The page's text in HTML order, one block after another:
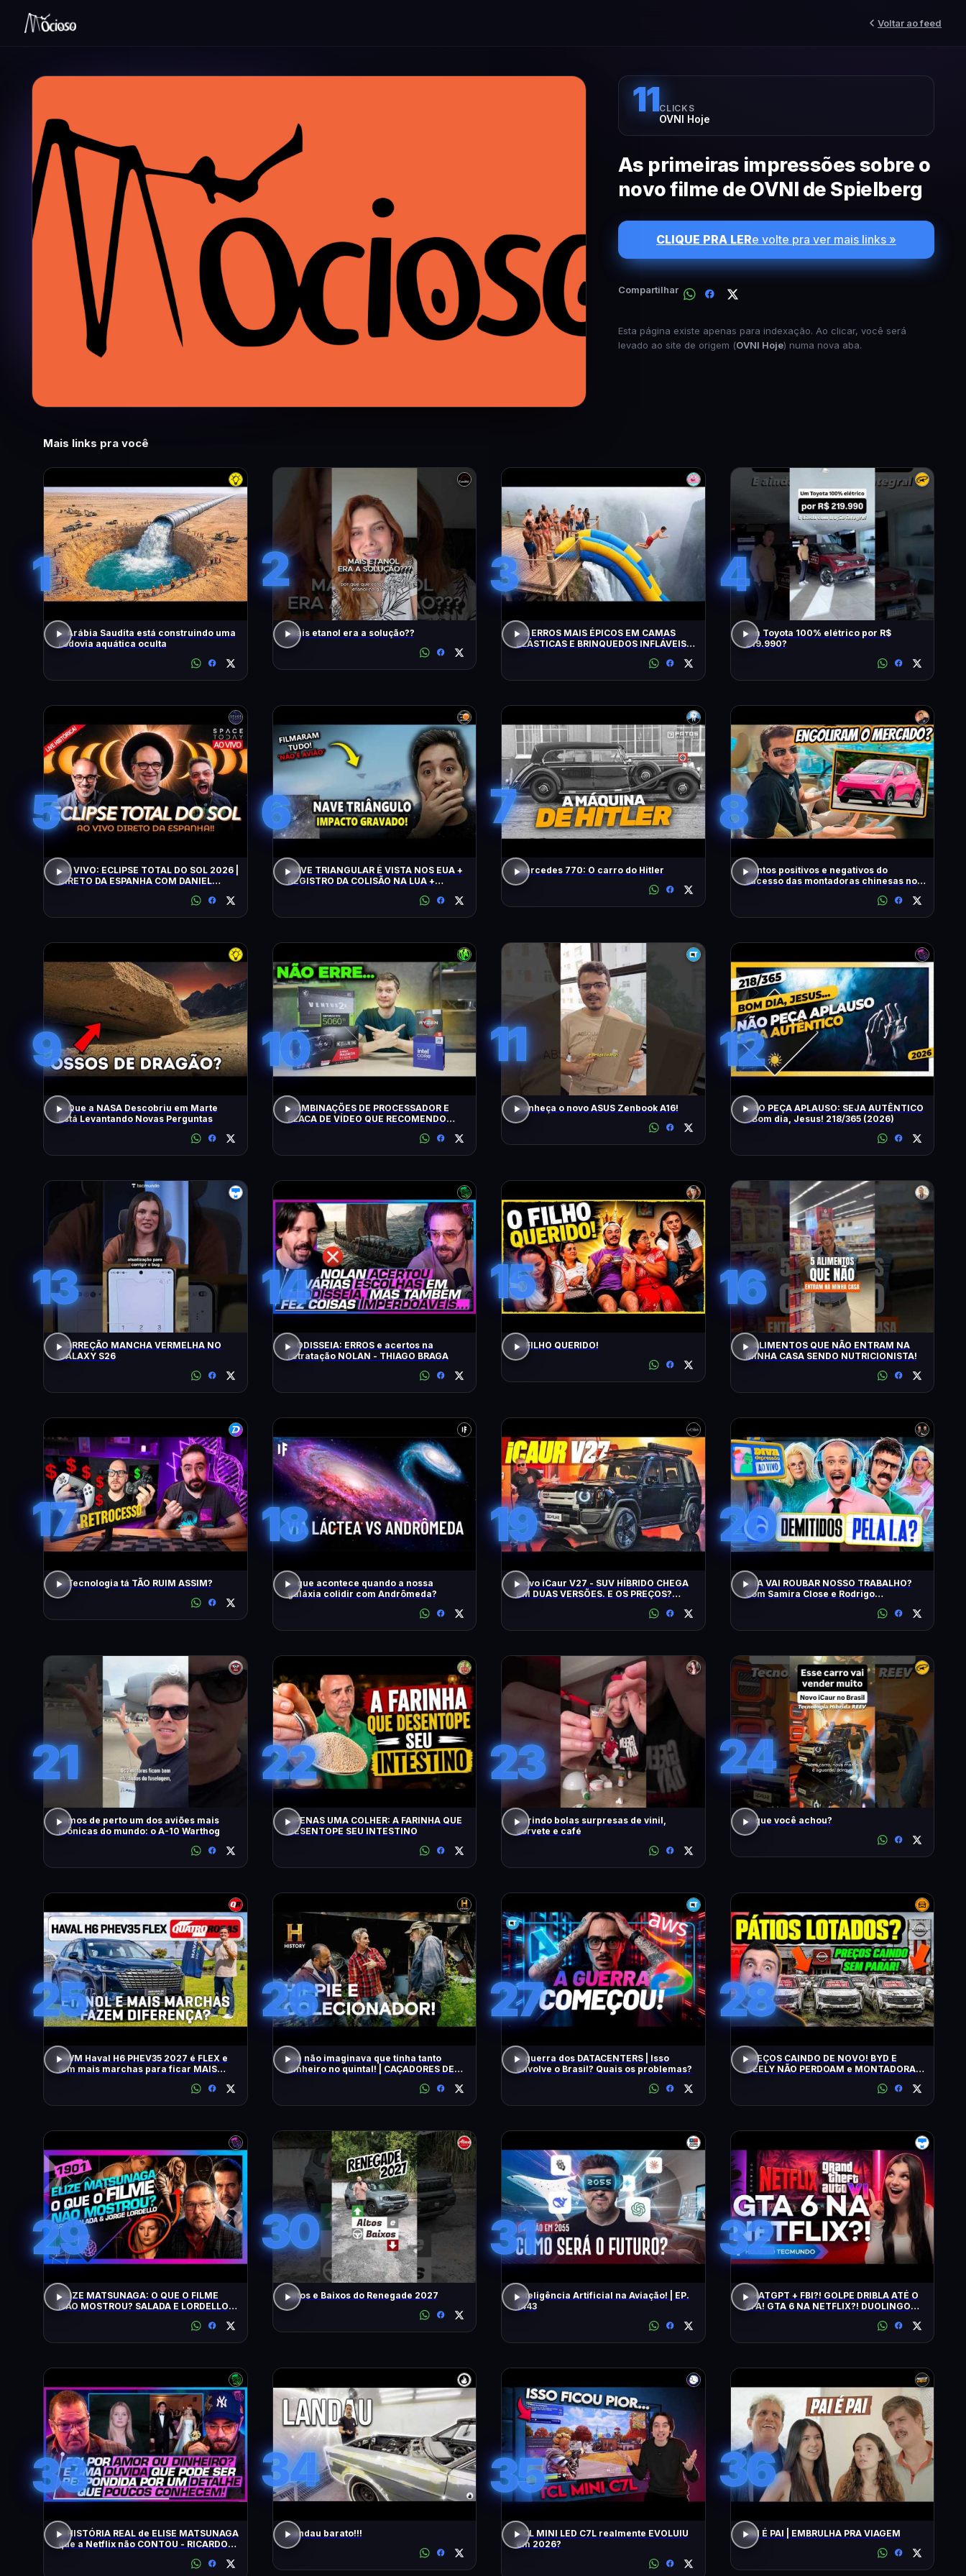
Voltar ao feed
11CLICKS
OVNI Hoje
As primeiras impressões sobre o
novo filme de OVNI de Spielberg
CLIQUE PRA LERe volte pra ver mais links »
Compartilhar
Esta página existe apenas para indexação. Ao clicar, você será
levado ao site de origem (OVNI Hoje) numa nova aba.
Mais links pra você
1
A Arábia Saudita está construindo uma
rodovia aquática oculta
2
Mais etanol era a solução??
3
OS ERROS MAIS ÉPICOS EM CAMAS
ELÁSTICAS E BRINQUEDOS INFLÁVEIS
4
Um Toyota 100% elétrico por R$
219.990?
5
AO VIVO: ECLIPSE TOTAL DO SOL 2026 |
DIRETO DA ESPANHA COM DANIEL
6
NAVE TRIANGULAR É VISTA NOS EUA +
REGISTRO DA COLISÃO NA LUA +
7
Mercedes 770: O carro do Hitler
8
Pontos positivos e negativos do
sucesso das montadoras chinesas no
9
O Que a NASA Descobriu em Marte
Está Levantando Novas Perguntas
10
COMBINAÇÕES DE PROCESSADOR E
PLACA DE VÍDEO QUE RECOMENDO
11
Conheça o novo ASUS Zenbook A16!
12
NÃO PEÇA APLAUSO: SEJA AUTÊNTICO
- Bom dia, Jesus! 218/365 (2026)
13
CORREÇÃO MANCHA VERMELHA NO
GALAXY S26
14
A ODISSEIA: ERROS e acertos na
retratação NOLAN - THIAGO BRAGA
15
O FILHO QUERIDO!
16
5 ALIMENTOS QUE NÃO ENTRAM NA
MINHA CASA SENDO NUTRICIONISTA!
17
A Tecnologia tá TÃO RUIM ASSIM?
18
O que acontece quando a nossa
galáxia colidir com Andrômeda?
19
Novo iCaur V27 - SUV HÍBRIDO CHEGA
EM DUAS VERSÕES. E OS PREÇOS?
20
A IA VAI ROUBAR NOSSO TRABALHO?
com Samira Close e Rodrigo
21
Vimos de perto um dos aviões mais
icônicas do mundo: o A-10 Warthog
22
APENAS UMA COLHER: A FARINHA QUE
DESENTOPE SEU INTESTINO
23
abrindo bolas surpresas de vinil,
sorvete e café
24
O que você achou?
25
GWM Haval H6 PHEV35 2027 é FLEX e
tem mais marchas para ficar MAIS
26
Ele não imaginava que tinha tanto
dinheiro no quintal! | CAÇADORES DE
27
A guerra dos DATACENTERS | Isso
envolve o Brasil? Quais os problemas?
28
PREÇOS CAINDO DE NOVO! BYD E
GEELY NÃO PERDOAM e MONTADORAS
29
ELIZE MATSUNAGA: O QUE O FILME
NÃO MOSTROU? SALADA E LORDELLO -
30
Altos e Baixos do Renegade 2027
31
Inteligência Artificial na Aviação! | EP.
1443
32
CHATGPT + FBI?! GOLPE DRIBLA ATÉ O
2FA! GTA 6 NA NETFLIX?! DUOLINGO
33
A HISTÓRIA REAL de ELISE MATSUNAGA
que a Netflix não CONTOU - RICARDO
34
Landau barato!!!
35
TCL MINI LED C7L realmente EVOLUIU
em 2026?
36
PAI É PAI | EMBRULHA PRA VIAGEM